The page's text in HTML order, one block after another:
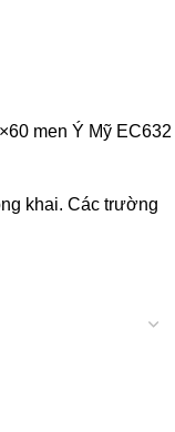
men Ý Mỹ EC632
khai. Các trường